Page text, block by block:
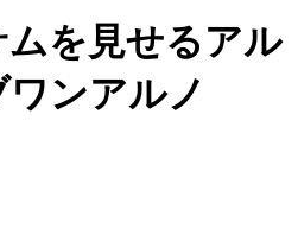
を見せるアル
ンアルノ